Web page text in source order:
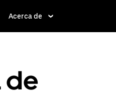
Acerca de
de